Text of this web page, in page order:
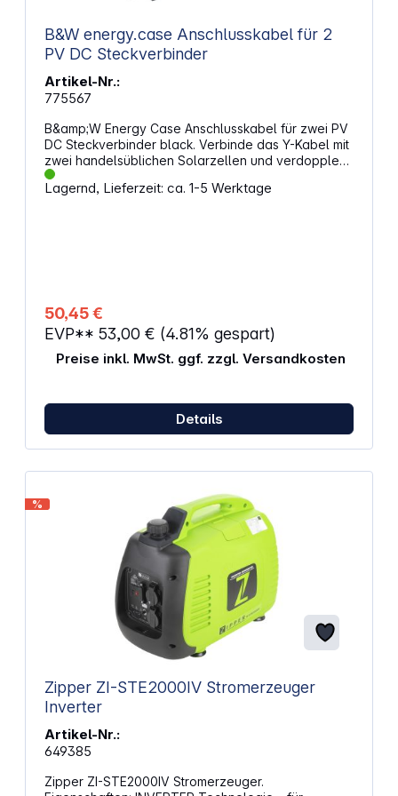
B&W energy.case Anschlusskabel für 2
PV DC Steckverbinder
Artikel-Nr.:
775567
B&amp;W Energy Case Anschlusskabel für zwei PV
DC Steckverbinder black. Verbinde das Y-Kabel mit
zwei handelsüblichen Solarzellen und verdopple
somit die Ladeleistung deines energy.cases.
Eigenschaften: B&amp;W Energy.case mit zwei
Lagernd, Lieferzeit: ca. 1-5 Werktage
50,45 €
EVP** 53,00 € (4.81% gespart)
Preise inkl. MwSt. ggf. zzgl. Versandkosten
Details
%
Zipper ZI-STE2000IV Stromerzeuger
Inverter
Artikel-Nr.:
649385
Zipper ZI-STE2000IV Stromerzeuger.